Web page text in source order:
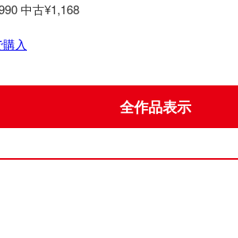
中古¥1,168
入
全作品表示